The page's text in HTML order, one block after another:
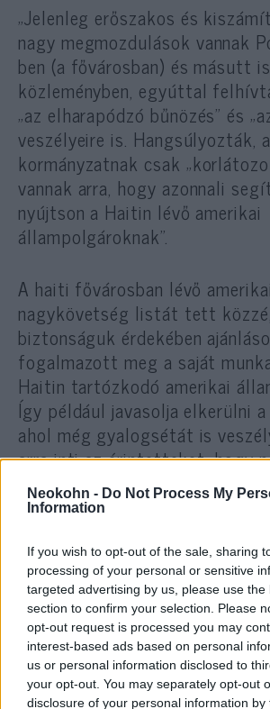
Neokohn - Do Not Process My
Information
If you wish to opt-out of the sale, sharing
processing of your personal or sensitive
targeted advertising by us, please use the
section to confirm your selection. Please
opt-out request is processed you may
interest-based ads based on personal
us or personal information disclosed to
your opt-out. You may separately opt-out
disclosure of your personal information
„Jelenleg erőszakos és
nagy megmozdulások vannak
ben (a fővárosban) és másutt
közleményben, egyúttal
„az elharapódzó bűnözés” és
veszélyeire is. Hangsúlyozták,
kormányzatnak csak
vannak arra, hogy azonnali
nyújtson a Haitin lévő amerikai
állampolgároknak”.
A haiti fővárosban lévő amerikai
nagykövetség listát tett
biztonságuk érdekében
fogalmazott meg a saját
Haitin tartózkodó amerikai
Így például javasolja elkerülni
ahol még gyalogsétát is
arra inti az érintetteket, hogy
igénybe tömegközlekedési
taxikat, ne térjenek be bankba
sötétedés után egyáltalán ne
utcára.
Haitin a múlt hét közepe óta
zavargások, amelyekben
vesztette életét. A helybéliek